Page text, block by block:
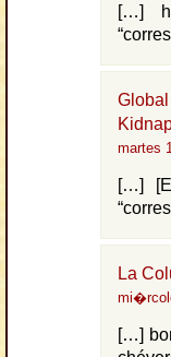
[…]
martes
[…]
La
[…]